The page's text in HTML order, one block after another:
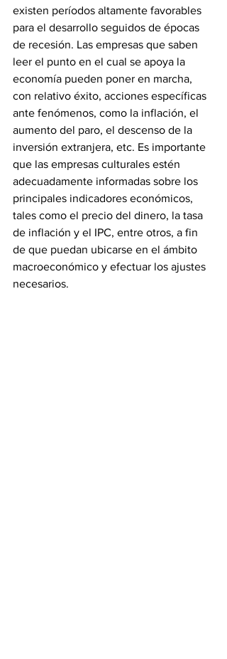
existen períodos altamente favorables
para el desarrollo seguidos de épocas
de recesión. Las empresas que saben
leer el punto en el cual se apoya la
economía pueden poner en marcha,
con relativo éxito, acciones específicas
ante fenómenos, como la inflación, el
aumento del paro, el descenso de la
inversión extranjera, etc. Es importante
que las empresas culturales estén
adecuadamente informadas sobre los
principales indicadores económicos,
tales como el precio del dinero, la tasa
de inflación y el IPC, entre otros, a fin
de que puedan ubicarse en el ámbito
macroeconómico y efectuar los ajustes
necesarios.